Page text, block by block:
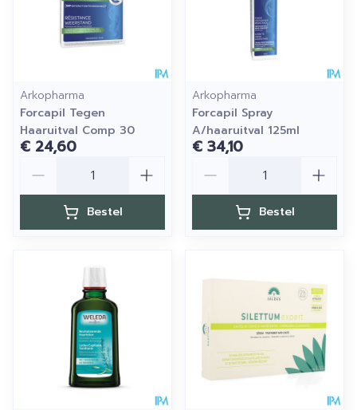
Arkopharma
Forcapil Tegen
Haaruitval Comp 30
€ 24,60
Bestel
Arkopharma
Forcapil Spray
A/haaruitval 125ml
€ 34,10
Bestel